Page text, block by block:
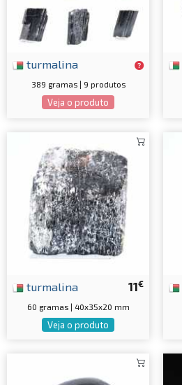
turmalina
389 gramas | 9 produtos
Veja o produto
11€
turmalina
60 gramas | 40x35x20 mm
Veja o produto